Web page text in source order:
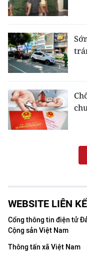
PHÁP LUẬT
DU LỊCH
THẾ GIỚI
GIÁO DỤC
KHOA HỌC - CÔNG
BẠN ĐỌC
KIỂM CHỨNG
WEBSITE LIÊN
Cổng thông tin điện tử
Cộng sản Việt Nam
Thông tấn xã Việt Nam